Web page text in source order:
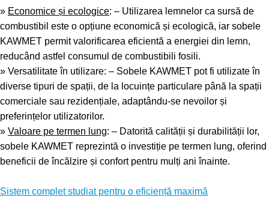
» Economice și ecologice: – Utilizarea lemnelor ca sursă de
combustibil este o opțiune economică și ecologică, iar sobele
KAWMET permit valorificarea eficientă a energiei din lemn,
reducând astfel consumul de combustibili fosili.
» Versatilitate în utilizare: – Sobele KAWMET pot fi utilizate în
diverse tipuri de spații, de la locuințe particulare până la spații
comerciale sau rezidențiale, adaptându-se nevoilor și
preferințelor utilizatorilor.
» Valoare pe termen lung: – Datorită calității și durabilității lor,
sobele KAWMET reprezintă o investiție pe termen lung, oferind
beneficii de încălzire și confort pentru mulți ani înainte.
Sistem complet studiat pentru o eficiență maximă